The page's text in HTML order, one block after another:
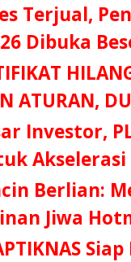
Terjual,
Dibuka
ATURAN,
Investor,
Akselerasi
Berlian:
Jiwa